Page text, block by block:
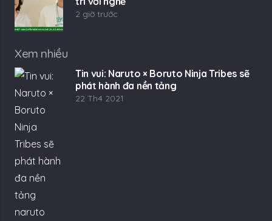
2 giờ trước
Xem nhiều
Tin vui: Naruto × Boruto Ninja Tribes sẽ
phát hành đa nền tảng
22 Th4 2021